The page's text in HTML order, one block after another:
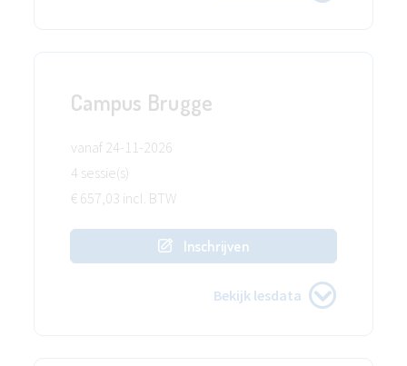
Campus Brugge
vanaf 24-11-2026
4 sessie(s)
€ 657,03 incl. BTW
Inschrijven
Bekijk lesdata